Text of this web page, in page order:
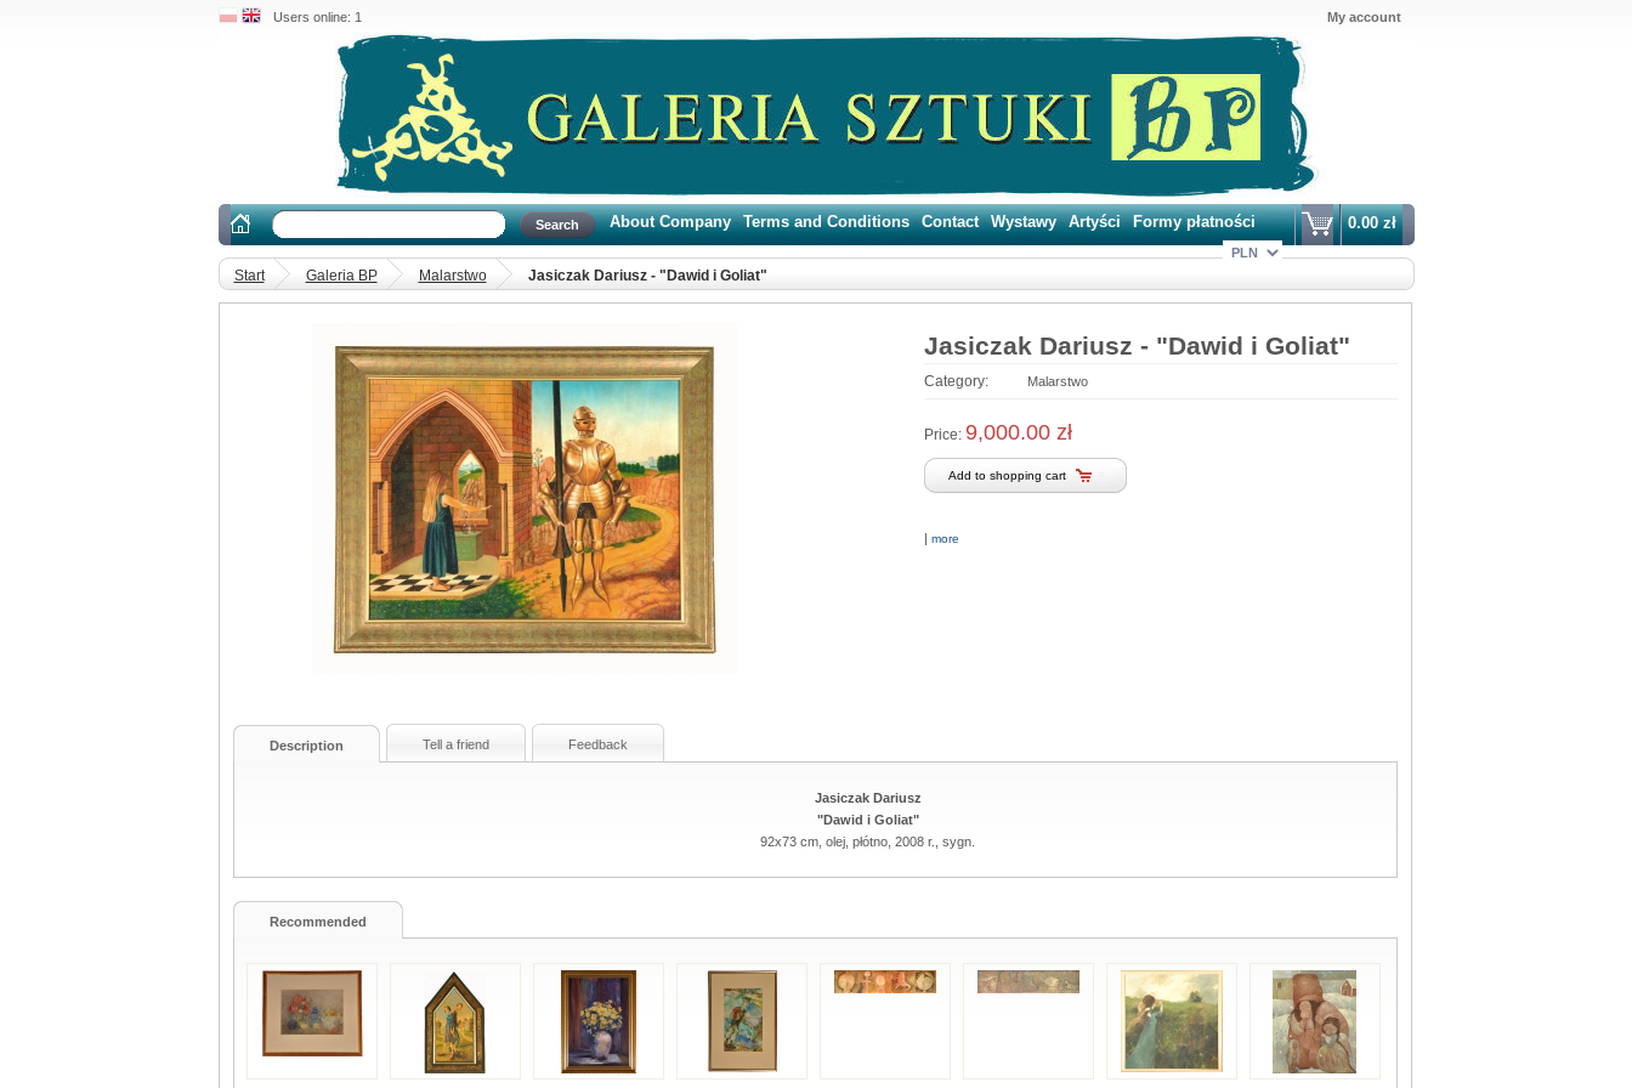
Users online: 1 My account
About Company-Terms and Conditions-Contact-Wystawy-Artyści-Formy płatności 0.00 zł
Start Galeria BP Malarstwo Jasiczak Dariusz - "Dawid i Goliat"
Jasiczak Dariusz - "Dawid i Goliat"
Category: Malarstwo
Price: 9,000.00 zł
| more
Description Tell a friend Feedback
Jasiczak Dariusz
"Dawid i Goliat"
92x73 cm, olej, płótno, 2008 r., sygn.
Recommended